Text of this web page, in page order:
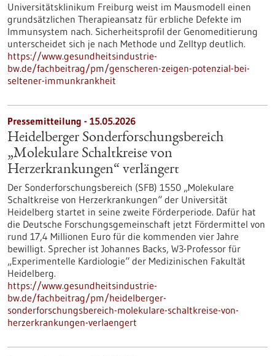
Universitätsklinikum Freiburg weist im Mausmodell einen
grundsätzlichen Therapieansatz für erbliche Defekte im
Immunsystem nach. Sicherheitsprofil der Genomeditierung
unterscheidet sich je nach Methode und Zelltyp deutlich.
https://www.gesundheitsindustrie-
bw.de/fachbeitrag/pm/genscheren-zeigen-potenzial-bei-
seltener-immunkrankheit
Pressemitteilung - 15.05.2026
Heidelberger Sonderforschungsbereich
„Molekulare Schaltkreise von
Herzerkrankungen“ verlängert
Der Sonderforschungsbereich (SFB) 1550 „Molekulare
Schaltkreise von Herzerkrankungen“ der Universität
Heidelberg startet in seine zweite Förderperiode. Dafür hat
die Deutsche Forschungsgemeinschaft jetzt Fördermittel von
rund 17,4 Millionen Euro für die kommenden vier Jahre
bewilligt. Sprecher ist Johannes Backs, W3-Professor für
„Experimentelle Kardiologie“ der Medizinischen Fakultät
Heidelberg.
https://www.gesundheitsindustrie-
bw.de/fachbeitrag/pm/heidelberger-
sonderforschungsbereich-molekulare-schaltkreise-von-
herzerkrankungen-verlaengert